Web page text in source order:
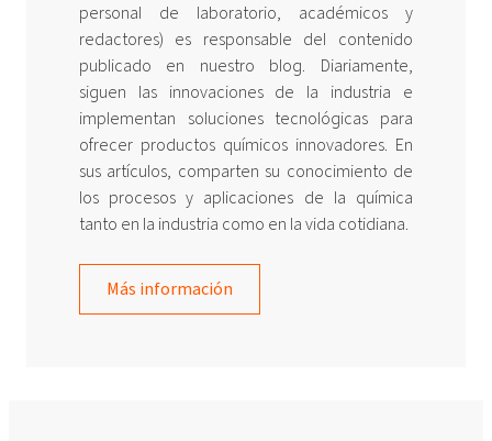
personal de laboratorio, académicos y
redactores) es responsable del contenido
publicado en nuestro blog. Diariamente,
siguen las innovaciones de la industria e
implementan soluciones tecnológicas para
ofrecer productos químicos innovadores. En
sus artículos, comparten su conocimiento de
los procesos y aplicaciones de la química
tanto en la industria como en la vida cotidiana.
Más información